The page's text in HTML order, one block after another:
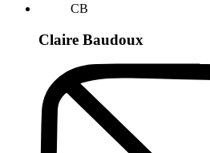
CB
Claire Baudoux